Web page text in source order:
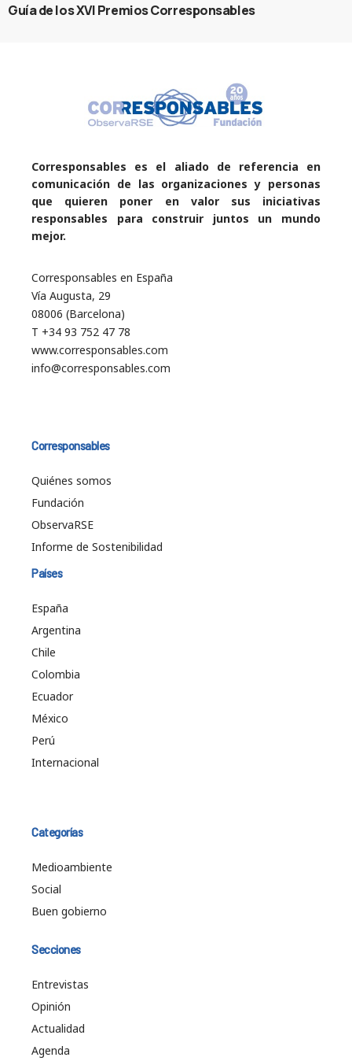
Guía de los XVI Premios Corresponsables
Corresponsables es el aliado de referencia en
comunicación de las organizaciones y personas
que quieren poner en valor sus iniciativas
responsables para construir juntos un mundo
mejor.
Corresponsables en España
Vía Augusta, 29
08006 (Barcelona)
T +34 93 752 47 78
www.corresponsables.com
info@corresponsables.com
Corresponsables
Quiénes somos
Fundación
ObservaRSE
Informe de Sostenibilidad
Países
España
Argentina
Chile
Colombia
Ecuador
México
Perú
Internacional
Categorías
Medioambiente
Social
Buen gobierno
Secciones
Entrevistas
Opinión
Actualidad
Agenda